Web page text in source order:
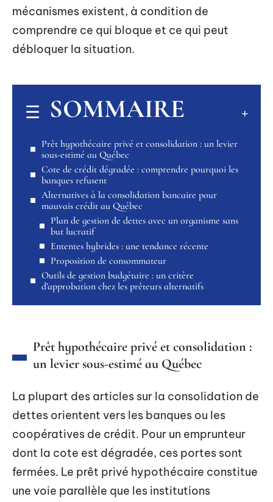
mécanismes existent, à condition de
comprendre ce qui bloque et ce qui peut
débloquer la situation.
SOMMAIRE
Prêt hypothécaire privé et consolidation : un levier
sous-estimé au Québec
Cote de crédit dégradée : comprendre pourquoi les
banques refusent
Alternatives à la consolidation bancaire pour
mauvais crédit au Québec
Plan de gestion de dettes avec un organisme sans
but lucratif
Ententes hybrides : une tendance récente
Proposition de consommateur
Outils de gestion budgétaire : un critère
d’approbation chez les prêteurs alternatifs
Prêt hypothécaire privé et consolidation :
un levier sous-estimé au Québec
La plupart des articles sur la consolidation de
dettes orientent vers les banques ou les
coopératives de crédit. Pour un emprunteur
dont la cote est dégradée, ces portes sont
fermées. Le prêt privé hypothécaire constitue
une voie parallèle que les institutions